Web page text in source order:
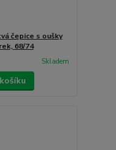
čepice s oušky
68/74
Skladem